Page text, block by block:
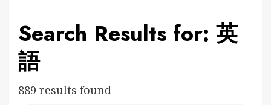
Search Results for: 英
語
889 results found